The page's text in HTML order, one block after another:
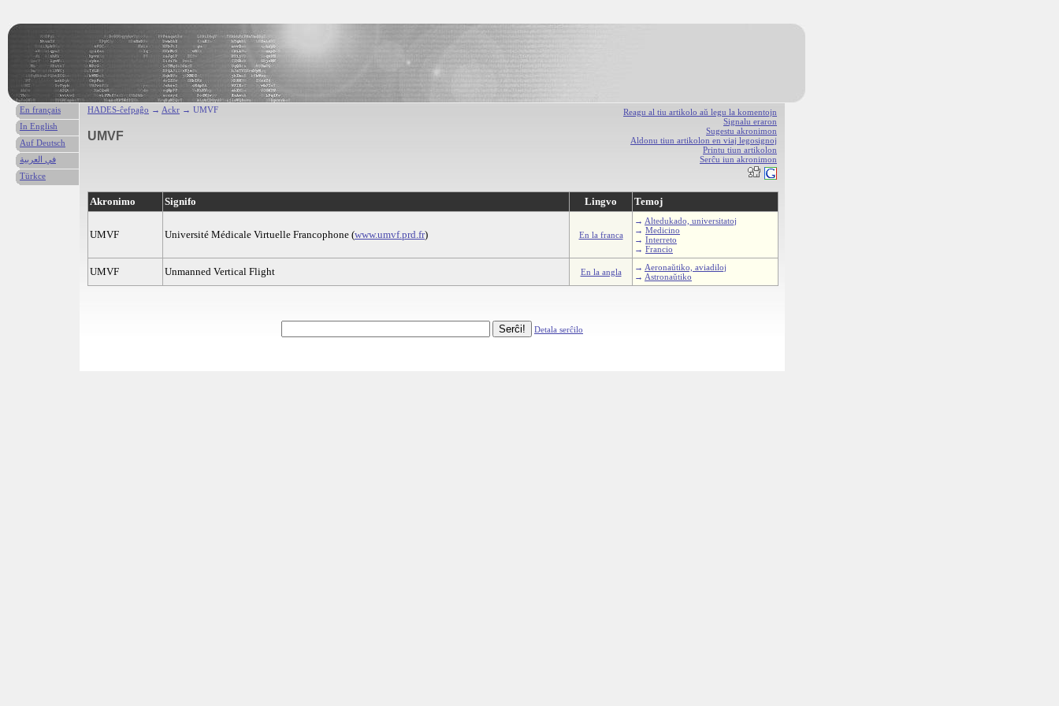
Reagu al tiu artikolo aŭ legu la komentojn
Signalu eraron
Sugestu akronimon
Aldonu tiun artikolon en viaj legosignoj
Printu tiun artikolon
Serĉu iun akronimon
HADES-ĉefpaĝo → Ackr → UMVF
UMVF
Akronimo Signifo Lingvo Temoj
UMVF Université Médicale Virtuelle Francophone (www.umvf.prd.fr) En la franca
→ Altedukado, universitatoj
→ Medicino
→ Interreto
→ Francio
UMVF Unmanned Vertical Flight En la angla → Aeronaŭtiko, aviadiloj
→ Astronaŭtiko
Detala serĉilo
En français
In English
Auf Deutsch
في العربية
Türkce